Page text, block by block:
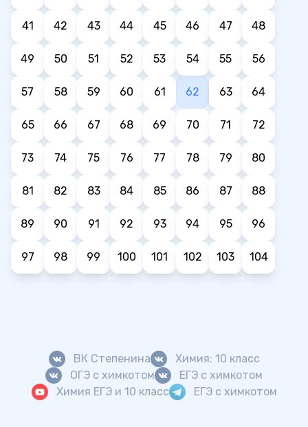
41 42 43 44 45 46 47 48
49 50 51 52 53 54 55 56
57 58 59 60 61 62 63 64
65 66 67 68 69 70 71 72
73 74 75 76 77 78 79 80
81 82 83 84 85 86 87 88
89 90 91 92 93 94 95 96
97 98 99 100 101 102 103 104
ВК Степенина
Химия: 10 класс
ОГЭ с химкотом
ЕГЭ с химкотом
Химия ЕГЭ и 10 класс
ЕГЭ с химкотом